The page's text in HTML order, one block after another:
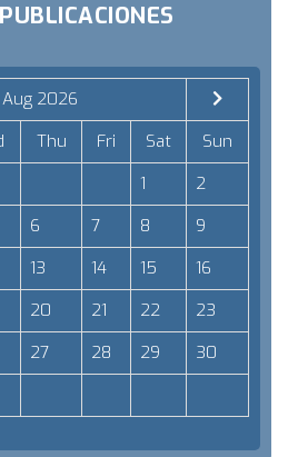
Aug 2026
Thu Fri Sat
Sun
1
2
6 7 8
9
13 14 15
16
20 21 22
23
27 28 29
30